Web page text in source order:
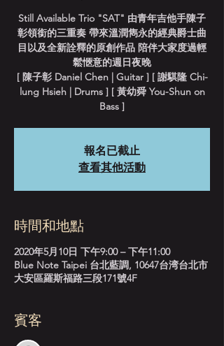
Still Available Trio "SAT" 由青年吉他手陳子
彰領銜的三重奏 帶來溫潤雋永的經典爵士曲
目以及全新詮釋的原創作品 陪伴大家度過輕
鬆愜意的週日夜晚
[ 陳子彰 Daniel Chen | Guitar ] [ 謝騏隆 Chi-
lung Hsieh | Drums ] [ 黃幼舜 You-Shun on
Bass ]
報名已截止
查看其他活動
時間和地點
2020年5月10日 下午9:00 – 下午11:00
Blue Note Taipei 台北藍調, 10647台湾台北市
大安區羅斯福路三段171號4F
賓客